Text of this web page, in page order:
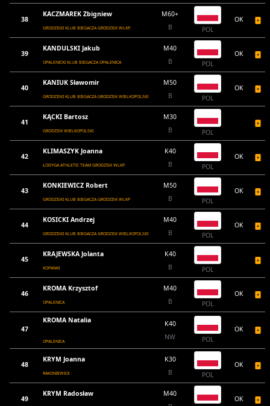
38
KACZMAREK Zbigniew
GRODZISKI KLUB BIEGACZA GRODZISK WLKP.
M60+
B
POL
OK
39
KANDULSKI Jakub
OPALENICKI KLUB BIEGACZA OPALENICA
M40
B
POL
OK
40
KANIUK Sławomir
GRODZISKI KLUB BIEGACZA GRODZISK WIELKOPOLSKI
M50
B
POL
OK
41
KĄCKI Bartosz
GRODZISK WIELKOPOLSKI
M30
B
POL
42
KLIMASZYK Joanna
ŁODYGA ATHLETIC TEAM GRODZISK WLKP.
K40
B
POL
OK
43
KONKIEWICZ Robert
GRODZISKI KLUB BIEGACZA GRODZISK WLKP
M50
B
POL
OK
44
KOSICKI Andrzej
GRODZISKI KLUB BIEGACZA GRODZISK WIELKOPOLSKI
M40
B
POL
OK
45
KRAJEWSKA Jolanta
KOPANKI
K40
B
POL
46
KROMA Krzysztof
OPALENICA
M40
B
POL
OK
47
KROMA Natalia
OPALENICA
K40
NW
POL
OK
48
KRYM Joanna
RAKONIEWICE
K30
B
POL
OK
49
KRYM Radosław
M40
OK